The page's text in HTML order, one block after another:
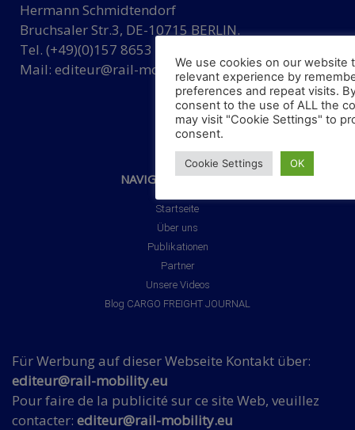
Hermann Schmidtendorf
Bruchsaler Str.3, DE-10715 BERLIN.
Tel. (+49)(0)157 8653 9357
Mail: editeur@rail-mobility.eu
NAVIGATIONSMENÜ
Startseite
Über uns
Publikationen
Partner
Unsere Videos
Blog CARGO FREIGHT JOURNAL
Für Werbung auf dieser Webseite Kontakt über:
editeur@rail-mobility.eu
Pour faire de la publicité sur ce site Web, veuillez
contacter: editeur@rail-mobility.eu
We use cookies on our website
relevant experience by
preferences and repeat visits.
consent to the use of ALL the
may visit "Cookie Settings" to
consent.
Cookie Settings OK